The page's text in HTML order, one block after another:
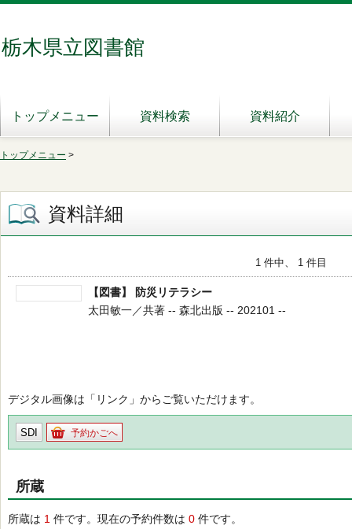
栃木県立図書館
トップメニュー 資料検索 資料紹介
トップメニュー >
資料詳細
1 件中、 1 件目
【図書】 防災リテラシー
太田敏一／共著 -- 森北出版 -- 202101 --
デジタル画像は「リンク」からご覧いただけます。
SDI 予約かごへ
所蔵
所蔵は 1 件です。現在の予約件数は 0 件です。